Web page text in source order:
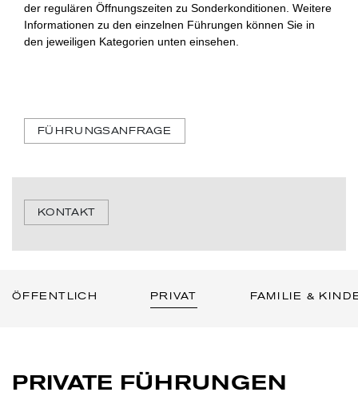
der regulären Öffnungszeiten zu Sonderkonditionen. Weitere
Informationen zu den einzelnen Führungen können Sie in
den jeweiligen Kategorien unten einsehen.
FÜHRUNGSANFRAGE
KONTAKT
ÖFFENTLICH PRIVAT FAMILIE &
PRIVATE FÜHRUNGEN